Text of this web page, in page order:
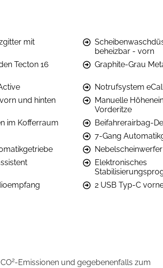
mit
beheizbar - vorn
Tecton 16 Graphite-Grau
Notrufsystem
und hinten
Manuelle
Vorderitze
im Kofferraum
Beifahrerairbag-
7-Gang
Nebelscheinwerfer
Elektronisches
2 USB Typ-C
2-Emissionen und gegebenenfalls zum